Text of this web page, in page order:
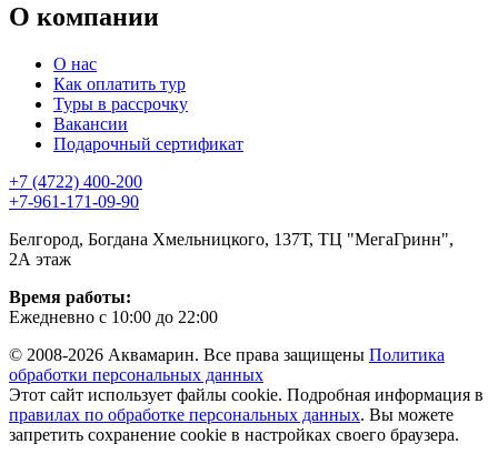
О компании
О нас
Как оплатить тур
Туры в рассрочку
Вакансии
Подарочный сертификат
+7 (4722) 400-200
+7-961-171-09-90
Белгород, Богдана Хмельницкого, 137Т, ТЦ "МегаГринн",
2А этаж
Время работы:
Ежедневно с 10:00 до 22:00
© 2008-2026 Аквамарин. Все права защищены Политика
обработки персональных данных
Этот сайт использует файлы cookie. Подробная информация в
правилах по обработке персональных данных. Вы можете
запретить сохранение cookie в настройках своего браузера.